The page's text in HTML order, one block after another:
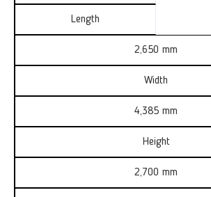
Length
2,650 mm
Width
4,385 mm
Height
2,700 mm